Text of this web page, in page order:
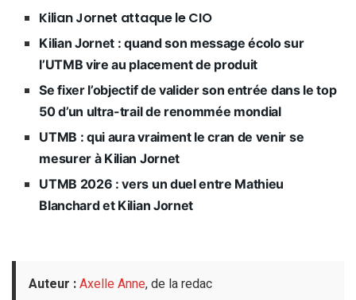
Kilian Jornet attaque le CIO
Kilian Jornet : quand son message écolo sur
l’UTMB vire au placement de produit
Se fixer l’objectif de valider son entrée dans le top
50 d’un ultra-trail de renommée mondial
UTMB : qui aura vraiment le cran de venir se
mesurer à Kilian Jornet
UTMB 2026 : vers un duel entre Mathieu
Blanchard et Kilian Jornet
Auteur :Axelle Anne, de la redac